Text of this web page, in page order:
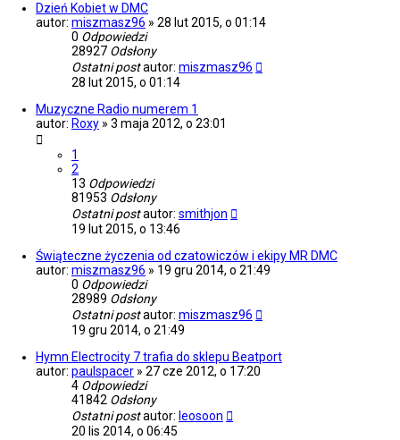
Dzień Kobiet w DMC
autor: miszmasz96 » 28 lut 2015, o 01:14
0 Odpowiedzi
28927 Odsłony
Ostatni postautor: miszmasz96
28 lut 2015, o 01:14
Muzyczne Radio numerem 1
autor: Roxy » 3 maja 2012, o 23:01
1
2
13 Odpowiedzi
81953 Odsłony
Ostatni postautor: smithjon
19 lut 2015, o 13:46
Świąteczne życzenia od czatowiczów i ekipy MR DMC
autor: miszmasz96 » 19 gru 2014, o 21:49
0 Odpowiedzi
28989 Odsłony
Ostatni postautor: miszmasz96
19 gru 2014, o 21:49
Hymn Electrocity 7 trafia do sklepu Beatport
autor: paulspacer » 27 cze 2012, o 17:20
4 Odpowiedzi
41842 Odsłony
Ostatni postautor: leosoon
20 lis 2014, o 06:45